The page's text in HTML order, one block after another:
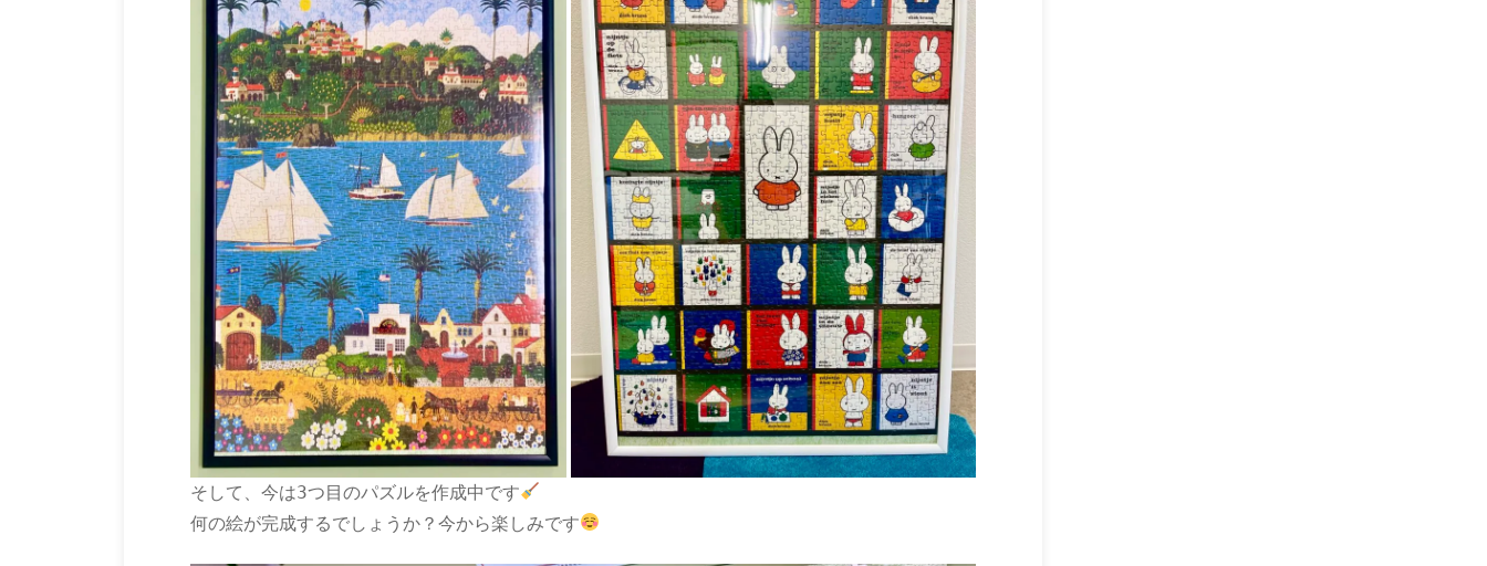
そして、今は3つ目のパズルを作成中です
何の絵が完成するでしょうか？今から楽しみです